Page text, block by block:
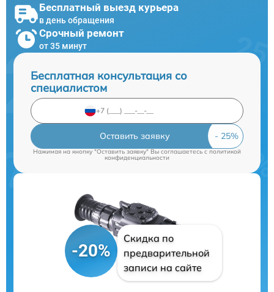
Бесплатный выезд курьера
в день обращения
Срочный ремонт
от 35 минут
Бесплатная консультация со
специалистом
Оставить заявку
Нажимая на кнопку "Оставить заявку" Вы соглашаетесь cполитикой
конфиденциальности
-20%
Скидка по
предварительной
записи на сайте